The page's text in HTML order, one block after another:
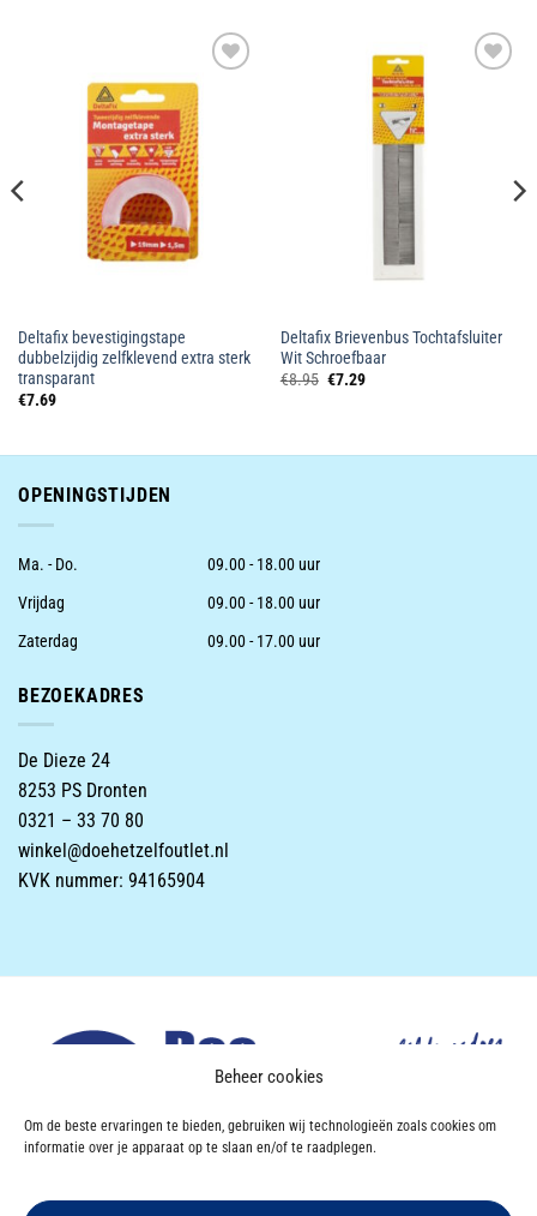
Beheer cookies
Om de beste ervaringen te bieden, gebruiken wij technologieën zoals cookies om
informatie over je apparaat op te slaan en/of te raadplegen.
Toevoegen
wenslijst
Deltafix bevestigingstape
dubbelzijdig zelfklevend extra sterk
transparant
€7.69
Deltafix Brievenbus Tochtafsluiter
Wit Schroefbaar
€8.95 Oorspronkelijke
€7.29Huidige
OPENINGSTIJDEN
Ma. - Do.
09.00 - 18.00 uur
Vrijdag
09.00 - 18.00 uur
Zaterdag
09.00 - 17.00 uur
BEZOEKADRES
De Dieze 24
8253 PS Dronten
0321 – 33 70 80
winkel@doehetzelfoutlet.nl
KVK nummer: 94165904